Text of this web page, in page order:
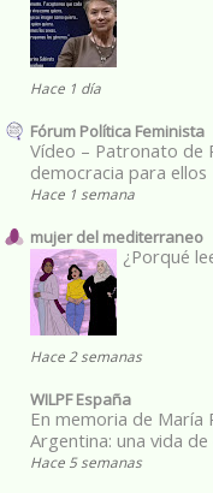
Hace 1 día
Fórum Política Feminista
Vídeo – Patronato de
democracia para ellos
Hace 1 semana
mujer del mediterraneo
¿Porqué
Hace 2 semanas
WILPF España
En memoria de María
Argentina: una vida
Hace 5 semanas